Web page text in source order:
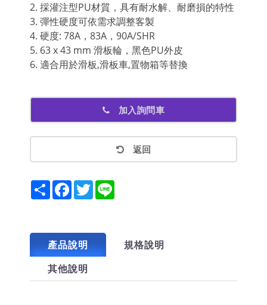
2. 採灌注型PU材質，具有耐水解、耐磨損的特性
3. 彈性硬度可依需求調整客製
4. 硬度: 78A，83A，90A/SHR
5. 63 x 43 mm 滑板輪，黑色PU外皮
6. 適合用於滑板,滑板車,置物箱等替換
加入詢問車
返回
ShareFacebook
Twitter
產品說明
規格說明
其他說明